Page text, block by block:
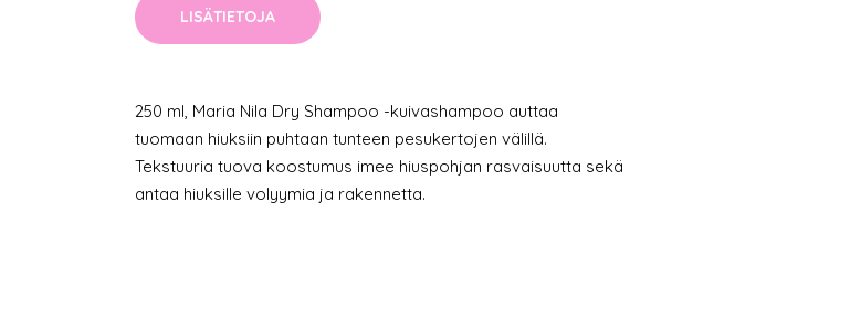
LISÄTIETOJA
250 ml, Maria Nila Dry Shampoo -kuivashampoo auttaa
tuomaan hiuksiin puhtaan tunteen pesukertojen välillä.
Tekstuuria tuova koostumus imee hiuspohjan rasvaisuutta sekä
antaa hiuksille volyymia ja rakennetta.